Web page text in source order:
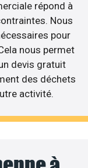
répond à
Nous
pour
nous permet
devis gratuit
des déchets
activité.